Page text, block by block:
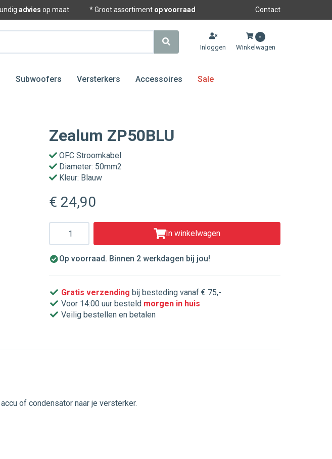
advies op maat * Groot assortiment op voorraad Contact
Inloggen
-
Winkelwagen
Subwoofers Versterkers Accessoires Sale
Zealum ZP50BLU
OFC Stroomkabel
Diameter: 50mm2
Kleur: Blauw
€ 24,90
Aantal
In winkelwagen
Op voorraad. Binnen 2 werkdagen bij jou!
Gratis verzending bij besteding vanaf € 75,-
Voor 14:00 uur besteld morgen in huis
Veilig bestellen en betalen
of condensator naar je versterker.